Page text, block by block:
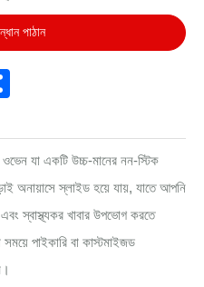
পাঠান
যা একটি উচ্চ-মানের নন-স্টিক
অনায়াসে স্লাইড হয়ে যায়, যাতে আপনি
স্বাস্থ্যকর খাবার উপভোগ করতে
পাইকারি বা কাস্টমাইজড